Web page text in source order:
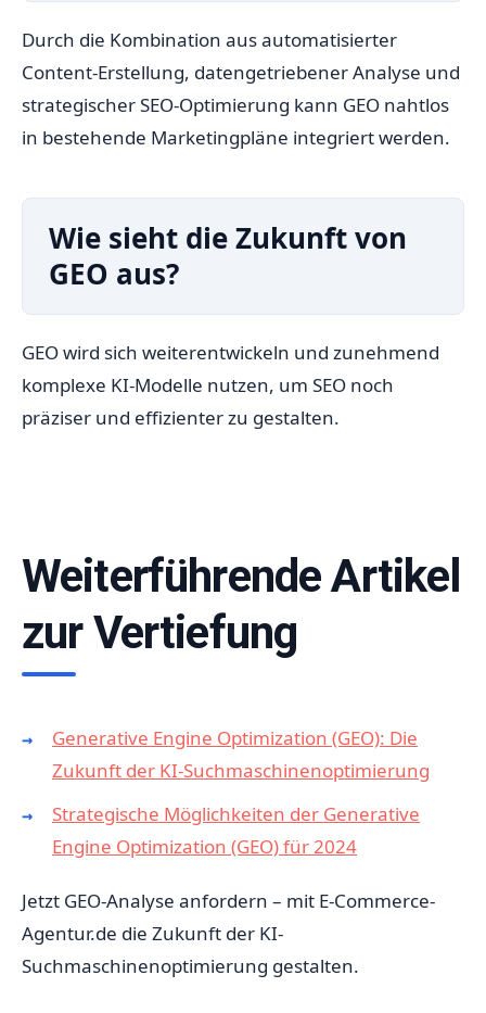
Durch die Kombination aus automatisierter
Content-Erstellung, datengetriebener Analyse und
strategischer SEO-Optimierung kann GEO nahtlos
in bestehende Marketingpläne integriert werden.
Wie sieht die Zukunft von
GEO aus?
GEO wird sich weiterentwickeln und zunehmend
komplexe KI-Modelle nutzen, um SEO noch
präziser und effizienter zu gestalten.
Weiterführende Artikel
zur Vertiefung
Generative Engine Optimization (GEO): Die
Zukunft der KI-Suchmaschinenoptimierung
Strategische Möglichkeiten der Generative
Engine Optimization (GEO) für 2024
Jetzt GEO-Analyse anfordern – mit E-Commerce-
Agentur.de die Zukunft der KI-
Suchmaschinenoptimierung gestalten.